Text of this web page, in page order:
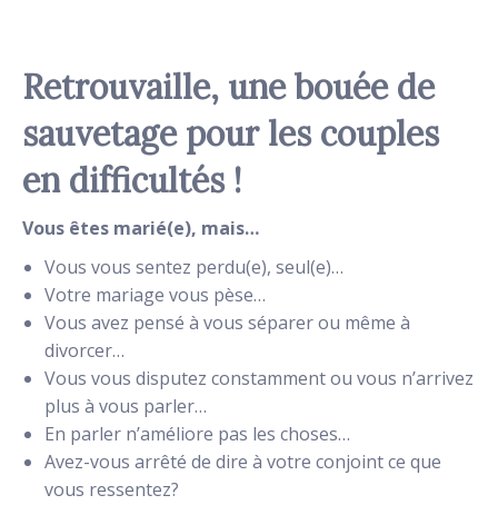
Retrouvaille, une bouée de
sauvetage pour les couples
en difficultés !
Vous êtes marié(e), mais…
Vous vous sentez perdu(e), seul(e)…
Votre mariage vous pèse…
Vous avez pensé à vous séparer ou même à
divorcer…
Vous vous disputez constamment ou vous n’arrivez
plus à vous parler…
En parler n’améliore pas les choses…
Avez-vous arrêté de dire à votre conjoint ce que
vous ressentez?